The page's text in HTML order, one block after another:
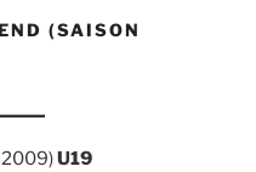
(SAISON
U19